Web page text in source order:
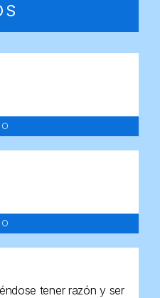
tener razón y ser